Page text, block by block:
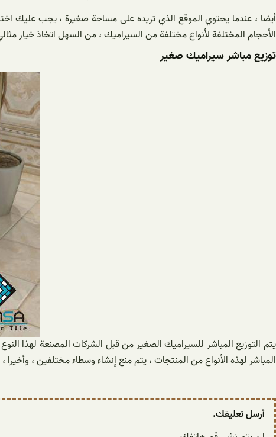
أيضا ، عندما يحتوي الموقع الذي تريده على مساحة صغيرة ، يجب عليك
الأحجام المختلفة لأنواع مختلفة من السيراميك ، من السهل اتخاذ خيار
توزیع مباشر سيراميك صغير
يتم التوزیع المباشر للسيراميك الصغير من قبل الشركات المصنعة لهذا
المباشر لهذه الأنواع من المنتجات ، يتم منع إنشاء وسطاء مختلفين ،
أرسل تعليقك.